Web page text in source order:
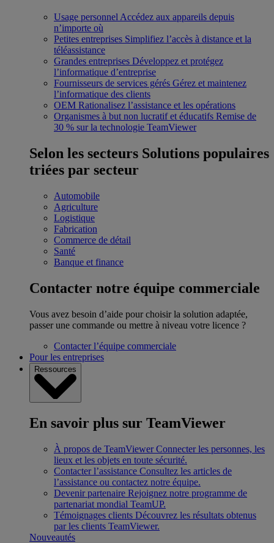
Usage personnel Accédez aux appareils depuis
n’importe où
Petites entreprises Simplifiez l’accès à distance et la
téléassistance
Grandes entreprises Développez et protégez
l’informatique d’entreprise
Fournisseurs de services gérés Gérez et maintenez
l’informatique des clients
OEM Rationalisez l’assistance et les opérations
Organismes à but non lucratif et éducatifs Remise de
30 % sur la technologie TeamViewer
Selon les secteurs Solutions populaires
triées par secteur
Automobile
Agriculture
Logistique
Fabrication
Commerce de détail
Santé
Banque et finance
Contacter notre équipe commerciale
Vous avez besoin d’aide pour choisir la solution adaptée,
passer une commande ou mettre à niveau votre licence ?
Contacter l’équipe commerciale
Pour les entreprises
Ressources
En savoir plus sur TeamViewer
À propos de TeamViewer Connecter les personnes, les
lieux et les objets en toute sécurité.
Contacter l’assistance Consultez les articles de
l’assistance ou contactez notre équipe.
Devenir partenaire Rejoignez notre programme de
partenariat mondial TeamUP.
Témoignages clients Découvrez les résultats obtenus
par les clients TeamViewer.
Nouveautés